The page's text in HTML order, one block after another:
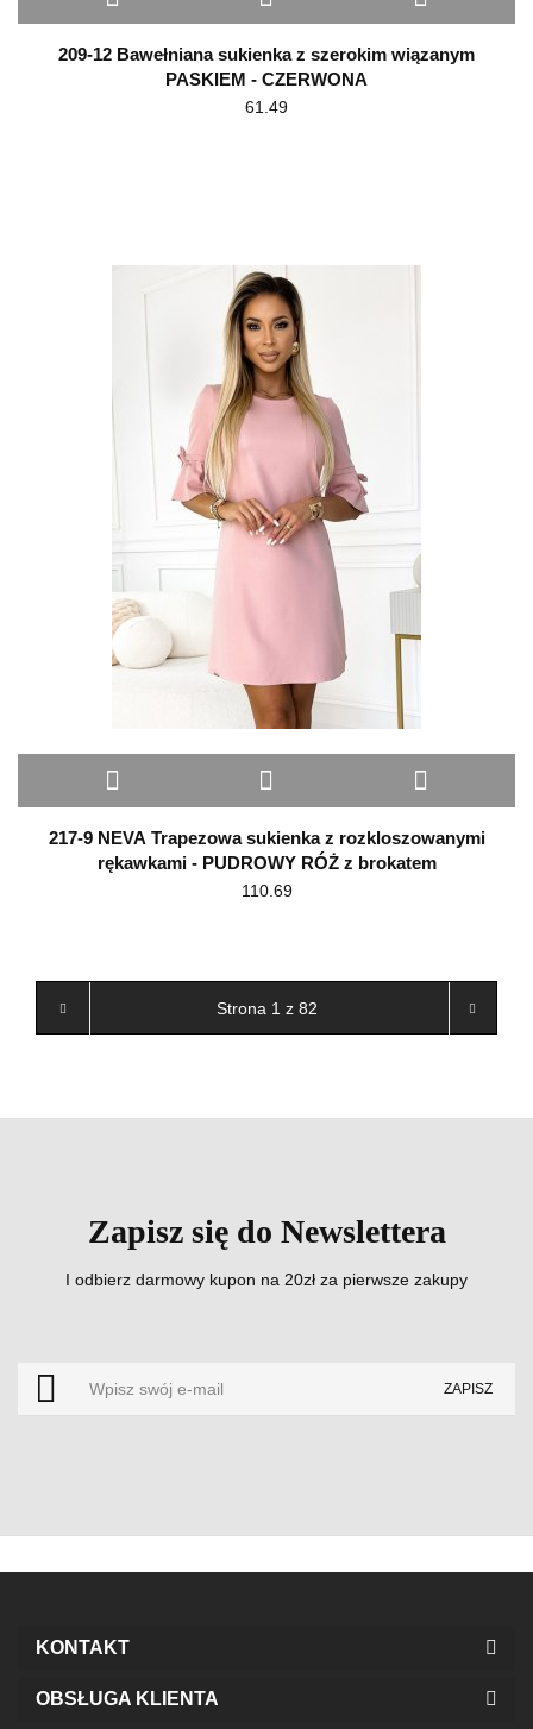
209-12 Bawełniana sukienka z szerokim wiązanym
PASKIEM - CZERWONA
61.49
217-9 NEVA Trapezowa sukienka z rozkloszowanymi
rękawkami - PUDROWY RÓŻ z brokatem
110.69
Zapisz się do Newslettera
I odbierz darmowy kupon na 20zł za pierwsze zakupy
KONTAKT
OBSŁUGA KLIENTA